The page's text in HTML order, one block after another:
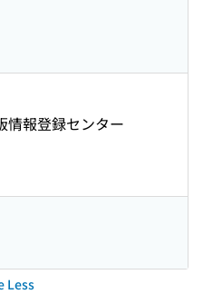
情報登録センター
Less